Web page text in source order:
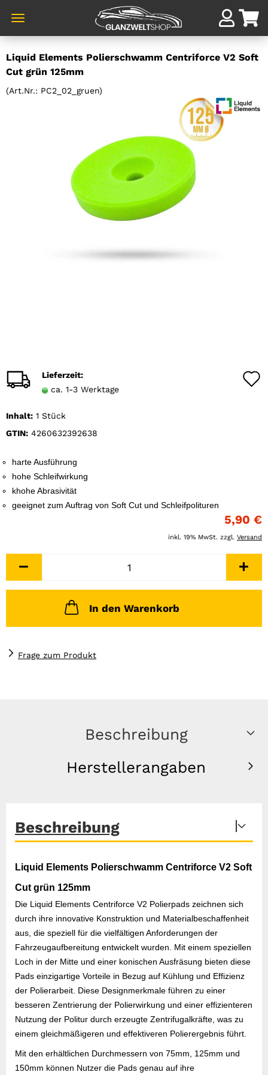
zum
Hauptinhalt
Liquid Elements Polierschwamm Centriforce V2 Soft
Cut grün 125mm
(Art.Nr.: PC2_02_gruen)
Lieferzeit:
ca. 1-3 Werktage
Inhalt: 1 Stück
GTIN: 4260632392638
harte Ausführung
hohe Schleifwirkung
khohe Abrasivität
geeignet zum Auftrag von Soft Cut und Schleifpolituren
5,90 €
inkl. 19% MwSt. zzgl. Versand
In den Warenkorb
Frage zum Produkt
Beschreibung
Herstellerangaben
Beschreibung
Liquid Elements Polierschwamm Centriforce V2 Soft
Cut grün 125mm
Die Liquid Elements Centriforce V2 Polierpads zeichnen sich
durch ihre innovative Konstruktion und Materialbeschaffenheit
aus, die speziell für die vielfältigen Anforderungen der
Fahrzeugaufbereitung entwickelt wurden. Mit einem speziellen
Loch in der Mitte und einer konischen Ausfräsung bieten diese
Pads einzigartige Vorteile in Bezug auf Kühlung und Effizienz
der Polierarbeit. Diese Designmerkmale führen zu einer
besseren Zentrierung der Polierwirkung und einer effizienteren
Nutzung der Politur durch erzeugte Zentrifugalkräfte, was zu
einem gleichmäßigeren und effektiveren Polierergebnis führt.
Mit den erhältlichen Durchmessern von 75mm, 125mm und
150mm können Nutzer die Pads genau auf ihre